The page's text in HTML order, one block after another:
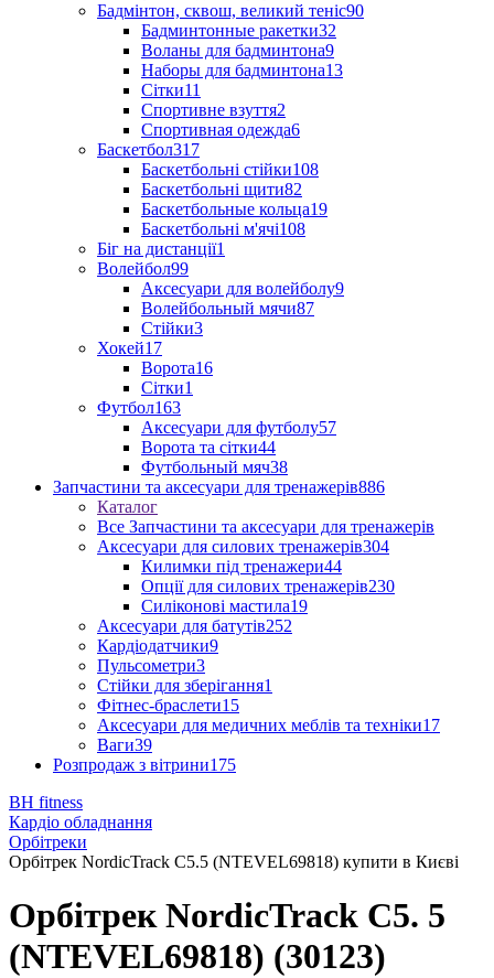
Бадмінтон, сквош, великий теніс90
Бадминтонные ракетки32
Воланы для бадминтона9
Наборы для бадминтона13
Сітки11
Спортивне взуття2
Спортивная одежда6
Баскетбол317
Баскетбольні стійки108
Баскетбольні щити82
Баскетбольные кольца19
Баскетбольні м'ячі108
Біг на дистанції1
Волейбол99
Аксесуари для волейболу9
Волейбольный мячи87
Стійки3
Хокей17
Ворота16
Сітки1
Футбол163
Аксесуари для футболу57
Ворота та сітки44
Футбольный мяч38
Запчастини та аксесуари для тренажерів886
Каталог
Все Запчастини та аксесуари для тренажерів
Аксесуари для силових тренажерів304
Килимки під тренажери44
Опції для силових тренажерів230
Силіконові мастила19
Аксесуари для батутів252
Кардіодатчики9
Пульсометри3
Стійки для зберігання1
Фітнес-браслети15
Аксесуари для медичних меблів та техніки17
Ваги39
Розпродаж з вітрини175
BH fitness
Кардіо обладнання
Орбітреки
Орбітрек NordicTrack C5.5 (NTEVEL69818) купити в Києві
Орбітрек NordicTrack C5. 5
(NTEVEL69818) (30123)